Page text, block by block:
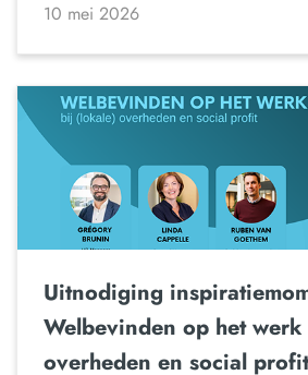
10 mei 2026
Uitnodiging
Welbevinden op het
overheden en social profit